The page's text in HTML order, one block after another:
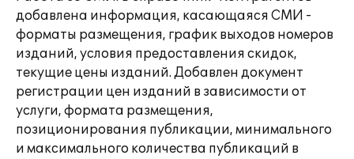
добавлена информация, касающаяся СМИ -
форматы размещения, график выходов номеров
изданий, условия предоставления скидок,
текущие цены изданий. Добавлен документ
регистрации цен изданий в зависимости от
услуги, формата размещения,
позиционирования публикации, минимального
и максимального количества публикаций в